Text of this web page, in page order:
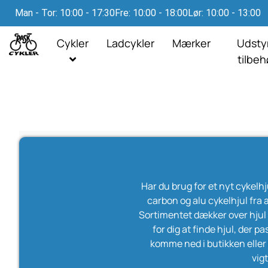
Man - Tor: 10:00 - 17:30Fre: 10:00 - 18:00Lør: 10:00 - 13:00
Cykler Ladcykler Mærker
Har du brug for et nyt
carbon og alu cykelhjul fra
Sortimentet dækker over
for dig at finde hjul, der
komme ned i butikken